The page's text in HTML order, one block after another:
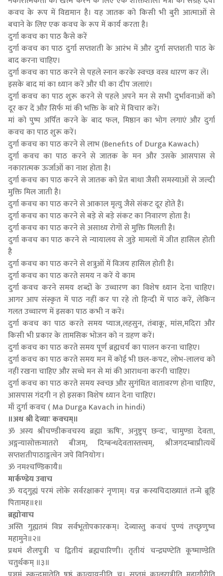
कवच के रूप में विद्यमान है। यह जातक को किसी भी बुरी आत्माओं से
बचाने के लिए एक कवच के रूप में कार्य करता है।
दुर्गा कवच का पाठ कैसे करें
दुर्गा कवच का पाठ दुर्गा सप्तशती के आरंभ में और दुर्गा सप्तशती पाठ के
बाद करना चाहिए।
दुर्गा कवच का पाठ करने से पहले स्नान करके स्वच्छ वस्त्र धारण कर लें।
इसके बाद मां का ध्यान करें और घी का दीप जलाएं।
दुर्गा कवच का पाठ शुरू करने से पहले अपने मन से सभी दुर्भावनाओं को
दूर कर दें और सिर्फ मां की भक्ति के बारे में विचार करें।
मां को पुष्प अर्पित करने के बाद फल, मिष्ठान का भोग लगाएं और दुर्गा
कवच का पाठ शुरू करें।
दुर्गा कवच का पाठ करने से लाभ (Benefits of Durga Kawach)
दुर्गा कवच का पाठ करने से जातक के मन और उसके आसपास से
नकारात्मक ऊर्जाओं का नाश होता है।
दुर्गा कवच का पाठ करने से जातक को प्रेत बाधा जैसी समस्याओं से जल्दी
मुक्ति मिल जाती है।
दुर्गा कवच का पाठ करने से आकाल मृत्यु जैसे संकट दूर होते हैं।
दुर्गा कवच का पाठ करने से बड़े से बड़े संकट का निवारण होता है।
दुर्गा कवच का पाठ करने से असाध्य रोगों से मुक्ति मिलती है।
दुर्गा कवच का पाठ करने से न्यायालय से जुड़े मामलों में जीत हासिल होती
है
दुर्गा कवच का पाठ करने से शत्रुओं में विजय हासिल होती है।
दुर्गा कवच का पाठ करते समय न करें ये काम
दुर्गा कवच करने समय शब्दों के उच्चारण का विशेष ध्यान देना चाहिए।
आगर आप संस्कृत में पाठ नहीं कर पा रहे तो हिन्दी में पाठ करें, लेकिन
गलत उच्चारण में इसका पाठ कभी न करें।
दुर्गा कवच का पाठ करते समय प्याज,लहसुन, तंबाकू, मांस,मदिरा और
किसी भी प्रकार के तामसिक भोजन को न ग्रहण करें।
दुर्गा कवच का पाठ करते समय पूर्ण ब्रह्मचर्य का पालन करना चाहिए।
दुर्गा कवच का पाठ करते समय मन में कोई भी छल-कपट, लोभ-लालच को
नहीं रखना चाहिए और सच्चे मन से मां की आराधना करनी चाहिए।
दुर्गा कवच का पाठ करते समय स्वच्छ और सुगंधित वातावरण होना चाहिए,
आसपास गंदगी न हो इसका विशेष ध्यान देना चाहिए।
माँ दुर्गा कवच ( Ma Durga Kavach in hindi)
॥अथ श्री देव्याः कवचम्॥
ॐ अस्य श्रीचण्डीकवचस्य ब्रह्मा ऋषिः, अनुष्टुप् छन्दः, चामुण्डा देवता,
अङ्गन्यासोक्तमातरो बीजम्, दिग्बन्धदेवतास्तत्त्वम्, श्रीजगदम्बाप्रीत्यर्थे
सप्तशतीपाठाङ्गत्वेन जपे विनियोगः।
ॐ नमश्‍चण्डिकायै॥
मार्कण्डेय उवाच
ॐ यद्‌गुह्यं परमं लोके सर्वरक्षाकरं नृणाम्। यन्न कस्यचिदाख्यातं तन्मे ब्रूहि
पितामह॥१॥
ब्रह्मोवाच
अस्ति गुह्यतमं विप्र सर्वभूतोपकारकम्। देव्यास्तु कवचं पुण्यं तच्छृणुष्व
महामुने॥२॥
प्रथमं शैलपुत्री च द्वितीयं ब्रह्मचारिणी। तृतीयं चन्द्रघण्टेति कूष्माण्डेति
चतुर्थकम् ॥३॥